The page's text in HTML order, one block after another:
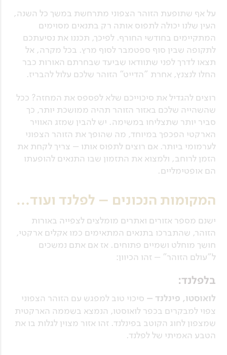
על אף שתופעת הזוהר הצפוני מתרחשת במשך כל השנה,
העין שלנו יכולה לתפוס אותה רק בתנאים מסוימים
המתקיימים בחודשי החורף. לפיכך, תכננו את נסיעתכם
לתקופה שבין סוף ספטמבר לסוף מרץ. בכל מקרה, אל
תצאו לדרך לפני שתוודאו שביעד שבחרתם האורות כבר
החלו לנצנץ, אחרת "הדייט" הזוהר שלכם עלול להבריז.
רוצים להגדיל את סיכוייכם שלא לפספס את המחזה? ככל
שהשהייה שלכם באזור הזוהר תהיה ממושכת יותר, כך
סביר יותר שתצליחו במשימה. יש להבין שמזג האוויר
הארקטי הפכפך במיוחד, מה שהופך את הזוהר הצפוני
לערמומי ביותר. אם רוצים לתפוס אותו – צריך לקחת את
הזמן לרוחב, ולמצוא את התזמון שבו התנאים להופעתו
הם אופטימליים.
המקומות הנכונים – לפלנד ועוד…
ישנם מספר אזורים ואתרים מומלצים לצפייה באורות
הזוהר, שהתברכו בתנאים המתאימים כמו אקלים ארקטי,
חושך מוחלט ושמיים פתוחים. אז אם אתם נמשכים
ל"עולם הזוהר" – זהו הכיוון:
בלפלנד:
לואוסטו, פינלנד – סיכוי טוב למפגש עם הזוהר הצפוני
צפוי למבקרים בכפר לואוסטו, הנמצא בשממה הארקטית
שמצפון לחוג הקוטב בפינלנד. זהו אזור מצוין לגלות בו את
הטבע האמיתי של לפלנד.